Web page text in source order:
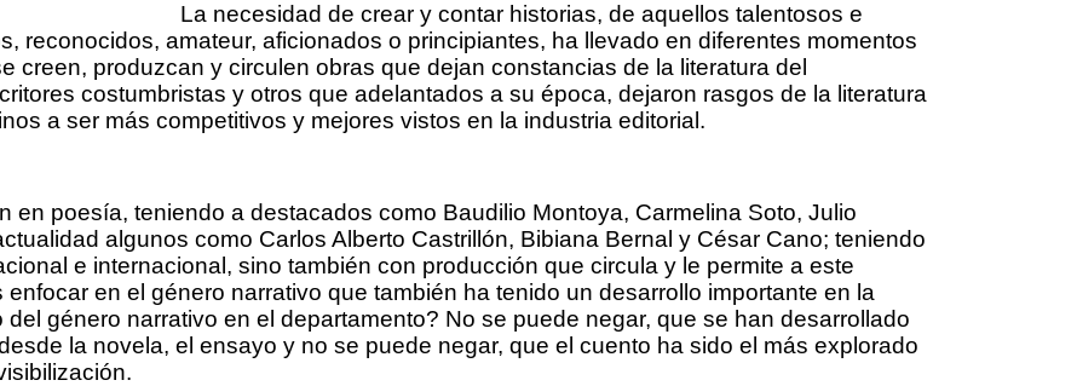
La necesidad de crear y contar historias, de aquellos talentosos e
reconocidos, amateur, aficionados o principiantes, ha llevado en diferentes momentos
creen, produzcan y circulen obras que dejan constancias de la literatura del
costumbristas y otros que adelantados a su época, dejaron rasgos de la literatura
a ser más competitivos y mejores vistos en la industria editorial.
en poesía, teniendo a destacados como Baudilio Montoya, Carmelina Soto, Julio
algunos como Carlos Alberto Castrillón, Bibiana Bernal y César Cano; teniendo
e internacional, sino también con producción que circula y le permite a este
en el género narrativo que también ha tenido un desarrollo importante en la
género narrativo en el departamento? No se puede negar, que se han desarrollado
la novela, el ensayo y no se puede negar, que el cuento ha sido el más explorado